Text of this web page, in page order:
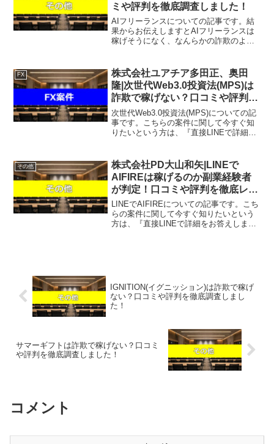
ミや評判を徹底調査しました！
AIフリーランスについての記事です。結
果からお伝えしますとAIフリーランスは
稼げそうになく、なんらかの詐欺のよう
して今すぐ知りたいという方は、『直接
LINEで詳細をお答...
FX
株式会社ユアチア多田正、奥田
隆|次世代Web3.0投資法(MPS)は
詐欺で稼げない？口コミや評判を
徹底調査しました！
次世代Web3.0投資法(MPS)についての記
事です。こちらの案件に関して今すぐ知
りたいという方は、『直接LINEで詳細を
いう方は、自分が実際にやっていて、稼
げている案...
その他
株式会社PD大山和矢|LINEで
AIFIREは稼げるのか副業経験者
が判定！口コミや評判を徹底レビ
ュー！
LINEでAIFIREについての記事です。こち
らの案件に関して今すぐ知りたいという
方は、『直接LINEで詳細をお答えします
IGNITION(イグニッション)は詐欺で稼げ
ない？口コミや評判を徹底調査しまし
た！
サマーギフトは詐欺で稼げない？口コミ
や評判を徹底調査しました！
コメント